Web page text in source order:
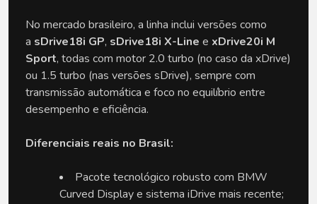
No mercado brasileiro, a linha inclui versões como
a sDrive18i GP, sDrive18i X-Line e xDrive20i M
Sport, todas com motor 2.0 turbo (no caso da xDrive)
ou 1.5 turbo (nas versões sDrive), sempre com
transmissão automática e foco no equilíbrio entre
desempenho e eficiência.
Diferenciais reais no Brasil:
Pacote tecnológico robusto com BMW
Curved Display e sistema iDrive mais recente;